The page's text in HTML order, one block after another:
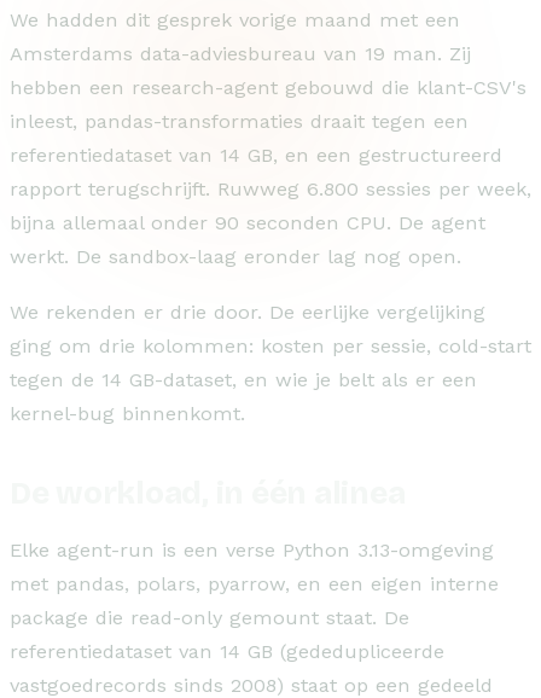
We hadden dit gesprek vorige maand met een
Amsterdams data-adviesbureau van 19 man. Zij
hebben een research-agent gebouwd die klant-CSV's
inleest, pandas-transformaties draait tegen een
referentiedataset van 14 GB, en een gestructureerd
rapport terugschrijft. Ruwweg 6.800 sessies per week,
bijna allemaal onder 90 seconden CPU. De agent
werkt. De sandbox-laag eronder lag nog open.
We rekenden er drie door. De eerlijke vergelijking
ging om drie kolommen: kosten per sessie, cold-start
tegen de 14 GB-dataset, en wie je belt als er een
kernel-bug binnenkomt.
Elke agent-run is een verse Python 3.13-omgeving
met pandas, polars, pyarrow, en een eigen interne
package die read-only gemount staat. De
referentiedataset van 14 GB (gededupliceerde
vastgoedrecords sinds 2008) staat op een gedeeld